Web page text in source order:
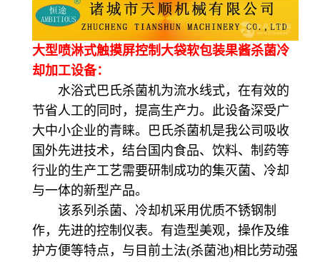
大型喷淋式触摸屏控制大袋软包装果酱杀菌冷
却加工设备：
水浴式巴氏杀菌机为流水线式，在有效的
节省人工的同时，提高生产力。此设备深受广
大中小企业的青睐。巴氏杀菌机是我公司吸收
国外先进技术，结台国内食品、饮料、制药等
行业的生产工艺需要研制成功的集灭菌、冷却
与一体的新型产品。
该系列杀菌、冷却机采用优质不锈钢制
作，先进的控制仪表。有造型美观，操作及维
护方便等特点，与目前土法(杀菌池)相比劳动强